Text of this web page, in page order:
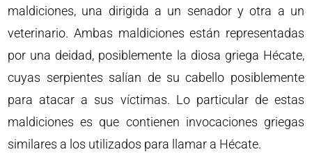
maldiciones, una dirigida a un senador y otra a un
veterinario. Ambas maldiciones están representadas
por una deidad, posiblemente la diosa griega Hécate,
cuyas serpientes salían de su cabello posiblemente
para atacar a sus víctimas. Lo particular de estas
maldiciones es que contienen invocaciones griegas
similares a los utilizados para llamar a Hécate.